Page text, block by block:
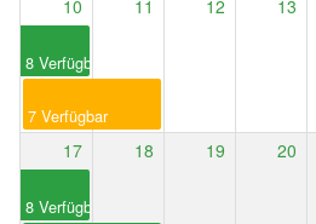
10
8 Verfügbar
7 Verfügbar
11 12 13
17
8 Verfügbar
18 19 20